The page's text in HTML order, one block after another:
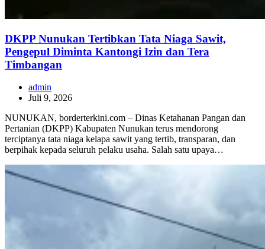
DKPP Nunukan Tertibkan Tata Niaga Sawit,
Pengepul Diminta Kantongi Izin dan Tera
Timbangan
admin
Juli 9, 2026
NUNUKAN, borderterkini.com – Dinas Ketahanan Pangan dan
Pertanian (DKPP) Kabupaten Nunukan terus mendorong
terciptanya tata niaga kelapa sawit yang tertib, transparan, dan
berpihak kepada seluruh pelaku usaha. Salah satu upaya…